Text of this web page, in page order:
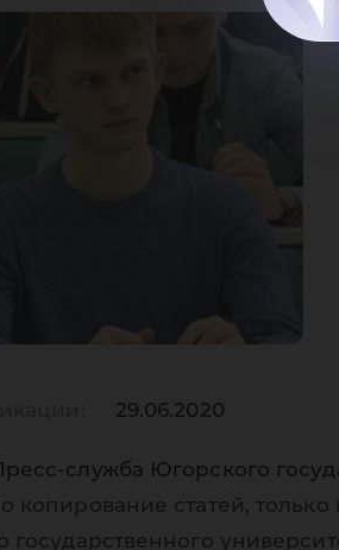
29.06.2020
служба Югорского
копирование статей,
государственного